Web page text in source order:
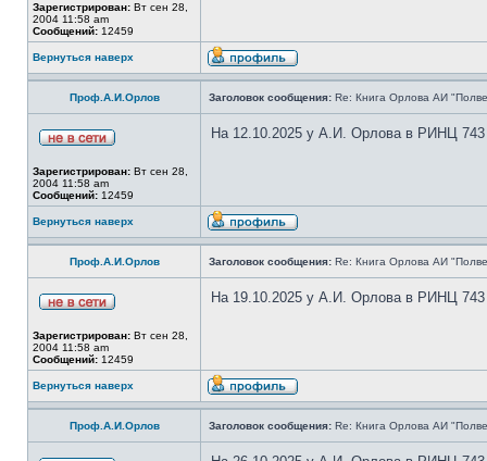
Зарегистрирован: Вт сен 28,
2004 11:58 am
Сообщений: 12459
Вернуться наверх
Проф.А.И.Орлов Заголовок сообщения: Re: Книга Орлова АИ
Зарегистрирован: Вт сен 28,
2004 11:58 am
Сообщений: 12459
На 12.10.2025 у А.И. Орлова в РИНЦ 743
Вернуться наверх
Проф.А.И.Орлов Заголовок сообщения: Re: Книга Орлова АИ
Зарегистрирован: Вт сен 28,
2004 11:58 am
Сообщений: 12459
На 19.10.2025 у А.И. Орлова в РИНЦ 743
Вернуться наверх
Проф.А.И.Орлов Заголовок сообщения: Re: Книга Орлова АИ